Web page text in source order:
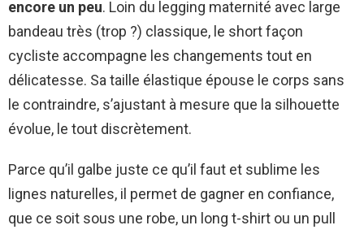
encore un peu. Loin du legging maternité avec large
bandeau très (trop ?) classique, le short façon
cycliste accompagne les changements tout en
délicatesse. Sa taille élastique épouse le corps sans
le contraindre, s’ajustant à mesure que la silhouette
évolue, le tout discrètement.
Parce qu’il galbe juste ce qu’il faut et sublime les
lignes naturelles, il permet de gagner en confiance,
que ce soit sous une robe, un long t-shirt ou un pull